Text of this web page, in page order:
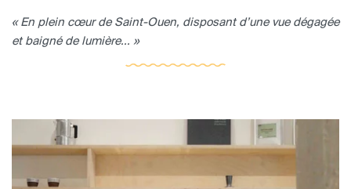
« En plein cœur de Saint-Ouen, disposant d’une vue dégagée
et baigné de lumière... »